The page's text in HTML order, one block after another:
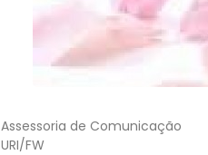
Assessoria de Comunicação
URI/FW